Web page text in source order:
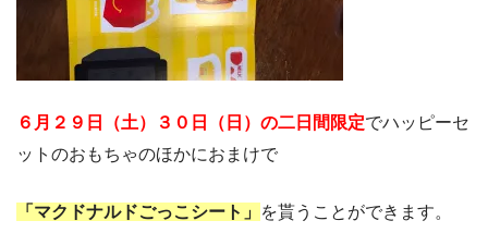
６月２９日（土）３０日（日）の二日間限定でハッピーセ
ットのおもちゃのほかにおまけで
「マクドナルドごっこシート」 を貰うことができます。